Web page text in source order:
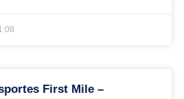
First Mile –